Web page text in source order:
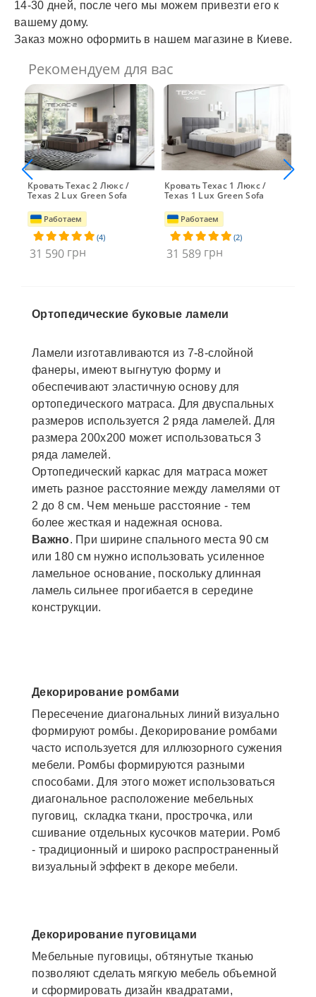
14-30 дней, после чего мы можем привезти его к
вашему дому.
Заказ можно оформить в нашем магазине в Киеве.
Рекомендуем для вас
Кровать Техас 2 Люкс /
Texas 2 Lux Green Sofa
Работаем
(4)
31 590 грн
Кровать Техас 1 Люкс /
Texas 1 Lux Green Sofa
Работаем
(2)
31 589 грн
Ортопедические буковые ламели
Ламели изготавливаются из 7-8-слойной
фанеры, имеют выгнутую форму и
обеспечивают эластичную основу для
ортопедического матраса. Для двуспальных
размеров используется 2 ряда ламелей. Для
размера 200х200 может использоваться 3
ряда ламелей.
Ортопедический каркас для матраса может
иметь разное расстояние между ламелями от
2 до 8 см. Чем меньше расстояние - тем
более жесткая и надежная основа.
Важно. При ширине спального места 90 см
или 180 см нужно использовать усиленное
ламельное основание, поскольку длинная
ламель сильнее прогибается в середине
конструкции.
Декорирование ромбами
Пересечение диагональных линий визуально
формируют ромбы. Декорирование ромбами
часто используется для иллюзорного сужения
мебели. Ромбы формируются разными
способами. Для этого может использоваться
диагональное расположение мебельных
пуговиц, складка ткани, прострочка, или
сшивание отдельных кусочков материи. Ромб
- традиционный и широко распространенный
визуальный эффект в декоре мебели.
Декорирование пуговицами
Мебельные пуговицы, обтянутые тканью
позволяют сделать мягкую мебель объемной
и сформировать дизайн квадратами,